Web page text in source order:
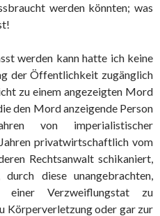
werden könnten; was
werden kann hatte ich keine
der Öffentlichkeit zugänglich
zu einem angezeigten Mord
den Mord anzeigende Person
von imperialistischer
privatwirtschaftlich vom
Rechtsanwalt schikaniert,
diese unangebrachten,
einer Verzweiflungstat zu
Körperverletzung oder gar zur